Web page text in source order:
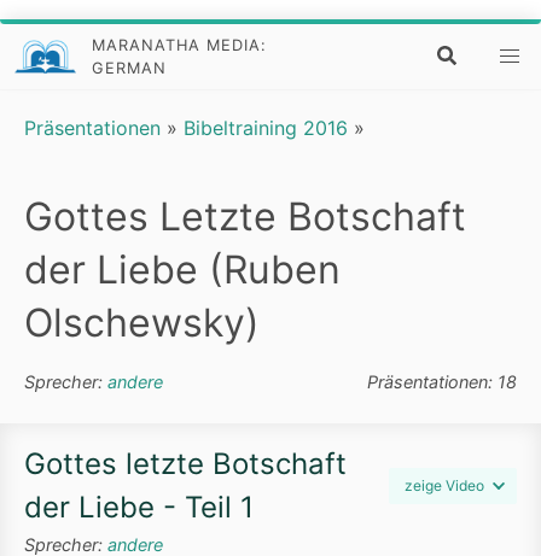
MARANATHA MEDIA:
GERMAN
Präsentationen » Bibeltraining 2016 »
Gottes Letzte Botschaft
der Liebe (Ruben
Olschewsky)
Sprecher: andere Präsentationen: 18
Gottes letzte Botschaft
der Liebe - Teil 1
zeige Video
Sprecher: andere